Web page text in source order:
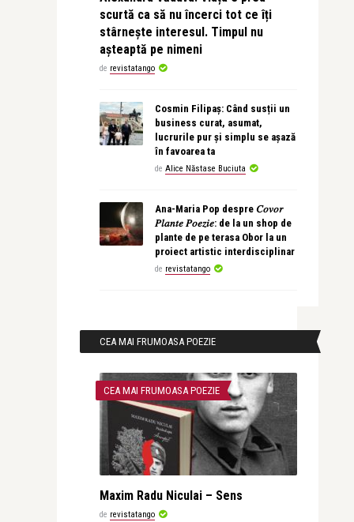
scurtă ca să nu încerci tot ce îți
stârnește interesul. Timpul nu
așteaptă pe nimeni
de revistatango
Cosmin Filipaș: Când susții un
business curat, asumat,
lucrurile pur și simplu se așază
în favoarea ta
de Alice Năstase Buciuta
Ana-Maria Pop despre 𝐶𝑜𝑣𝑜𝑟
𝑃𝑙𝑎𝑛𝑡𝑒 𝑃𝑜𝑒𝑧𝑖𝑒: de la un shop de
plante de pe terasa Obor la un
proiect artistic interdisciplinar
de revistatango
CEA MAI FRUMOASA POEZIE
CEA MAI FRUMOASA POEZIE
Maxim Radu Niculai – Sens
de revistatango